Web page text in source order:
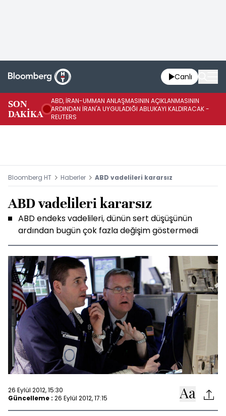
Canlı
SON
DAKİKA
ABD, İRAN-UMMAN ANLAŞMASININ AÇIKLANMASININ
ARDINDAN İRAN'A UYGULADIĞI ABLUKAYI KALDIRACAK -
REUTERS
Bloomberg HT Haberler ABD vadelileri kararsız
ABD vadelileri kararsız
ABD endeks vadelileri, dünün sert düşüşünün
ardından bugün çok fazla değişim göstermedi
26 Eylül 2012, 15:30
Güncelleme : 26 Eylül 2012, 17:15